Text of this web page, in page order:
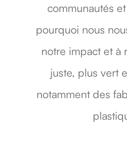
communautés
pourquoi nous
notre impact et à
juste, plus vert
notamment des